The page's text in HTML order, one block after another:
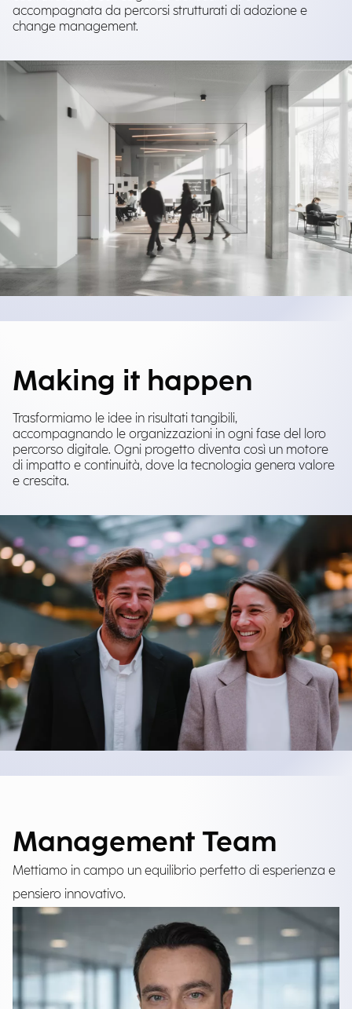
accompagnata da percorsi strutturati di adozione e
change management.
Making it happen
Trasformiamo le idee in risultati tangibili,
accompagnando le organizzazioni in ogni fase del loro
percorso digitale. Ogni progetto diventa così un motore
di impatto e continuità, dove la tecnologia genera valore
e crescita.
Management Team
Mettiamo in campo un equilibrio perfetto di esperienza e
pensiero innovativo.